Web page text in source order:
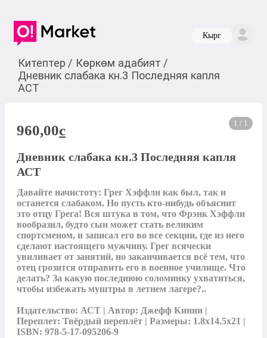
Кырг
Китептер / Көркөм адабият /
Дневник слабака кн.3 Последняя капля
АСТ
1 / 1
960,00c
Дневник слабака кн.3 Последняя капля
АСТ
Давайте начистоту: Грег Хэффли как был, так и
останется слабаком. Но пусть кто-нибудь объяснит
это отцу Грега! Вся штука в том, что Фрэнк Хэффли
вообразил, будто сын может стать великим
спортсменом, и записал его во все секции, где из него
сделают настоящего мужчину. Грег всячески
увиливает от занятий, но заканчивается всё тем, что
отец грозится отправить его в военное училище. Что
делать? За какую последнюю соломинку ухватиться,
чтобы избежать муштры в летнем лагере?..
Издательство: АСТ | Автор: Джефф Кинни |
Переплет: Твёрдый переплёт | Размеры: 1.8x14.5x21 |
ISBN: 978-5-17-095206-9